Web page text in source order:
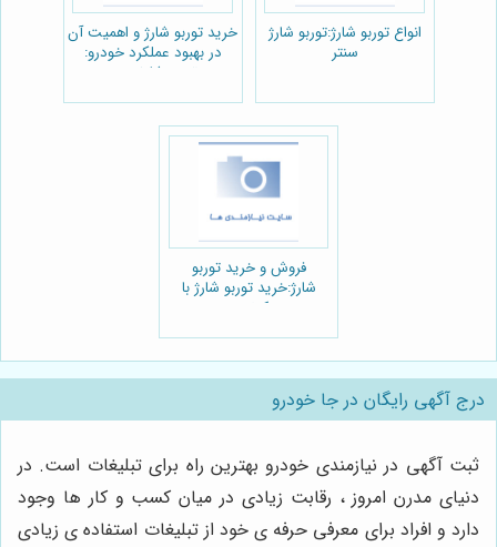
انواع توربو شارژ:توربو شارژ
سنتر
خرید توربو شارژ و اهمیت آن
در بهبود عملکرد خودرو:
توربو شارژ سنتر
فروش و خرید توربو
شارژ:خرید توربو شارژ با
کیفیت
درج آگهی رایگان در جا خودرو
ثبت آگهی در نیازمندی خودرو بهترین راه برای تبلیغات است. در
دنیای مدرن امروز ، رقابت زیادی در میان کسب و کار ها وجود
دارد و افراد برای معرفی حرفه ی خود از تبلیغات استفاده ی زیادی